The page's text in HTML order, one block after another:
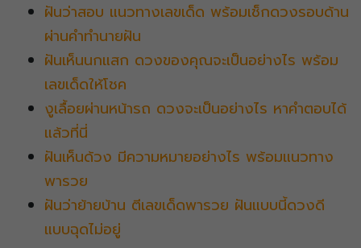
ฝันว่าสอบ แนวทางเลขเด็ด พร้อมเช็กดวงรอบด้าน
ผ่านคำทำนายฝัน
ฝันเห็นนกแสก ดวงของคุณจะเป็นอย่างไร พร้อม
เลขเด็ดให้โชค
งูเลื้อยผ่านหน้ารถ ดวงจะเป็นอย่างไร หาคำตอบได้
แล้วที่นี่
ฝันเห็นด้วง มีความหมายอย่างไร พร้อมแนวทาง
พารวย
ฝันว่าย้ายบ้าน ตีเลขเด็ดพารวย ฝันแบบนี้ดวงดี
แบบฉุดไม่อยู่